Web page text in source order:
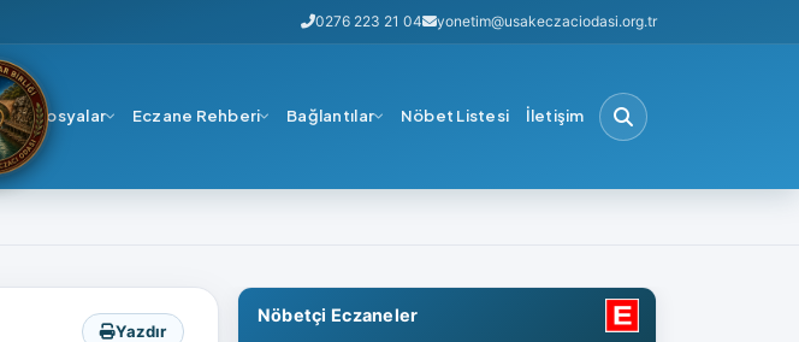
0276 223 21 04 yonetim@usakeczaciodasi.org.tr
Dosyalar Eczane Rehberi Bağlantılar Nöbet Listesi İletişim
Yazdır
Nöbetçi Eczaneler